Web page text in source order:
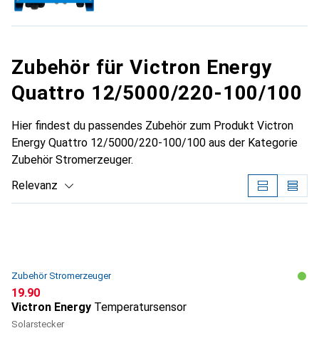
Zubehör für Victron Energy
Quattro 12/5000/220-100/100
Hier findest du passendes Zubehör zum Produkt Victron
Energy Quattro 12/5000/220-100/100 aus der Kategorie
Zubehör Stromerzeuger.
Relevanz
Zubehör Stromerzeuger
CHF
19.90
Victron Energy Temperatursensor
Solarstecker